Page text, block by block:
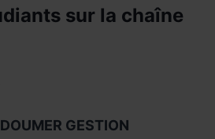
sur la chaîne
GESTION